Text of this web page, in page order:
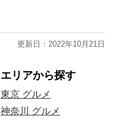
更新日：2022年10月21日
エリアから探す
東京 グルメ
神奈川 グルメ